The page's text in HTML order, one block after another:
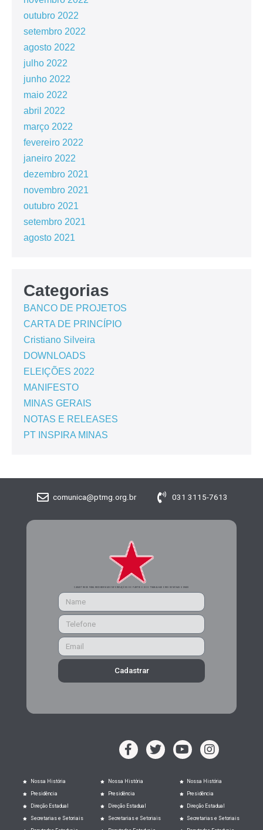
outubro 2022
setembro 2022
agosto 2022
julho 2022
junho 2022
maio 2022
abril 2022
março 2022
fevereiro 2022
janeiro 2022
dezembro 2021
novembro 2021
outubro 2021
setembro 2021
agosto 2021
Categorias
BANCO DE PROJETOS
CARTA DE PRINCÍPIO
Cristiano Silveira
DOWNLOADS
ELEIÇÕES 2022
MANIFESTO
MINAS GERAIS
NOTAS E RELEASES
PT INSPIRA MINAS
comunica@ptmg.org.br 031 3115-7613
CADASTRE-SE PARA RECEBER MAIS INFORMAÇÕES DO PARTIDO DOS TRABALHADORES DE MINAS GERAIS
Cadastrar
Nossa História
Presidência
Direção Estadual
Secretarias e Setoriais
Nossa História
Presidência
Direção Estadual
Secretarias e Setoriais
Nossa História
Presidência
Direção Estadual
Secretarias e Setoriais